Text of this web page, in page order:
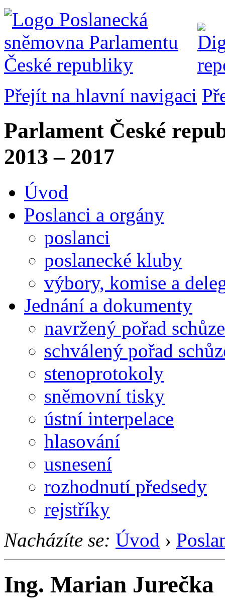
Přejít na hlavní navigaci
Parlament České
2013 – 2017
Úvod
Poslanci a orgány
poslanci
poslanecké kluby
výbory, komise a
Jednání a dokumenty
navržený pořad schůze
schválený pořad
stenoprotokoly
sněmovní tisky
ústní interpelace
hlasování
usnesení
rozhodnutí předsedy
rejstříky
Nacházíte se: Úvod ›
Ing. Marian Jurečka